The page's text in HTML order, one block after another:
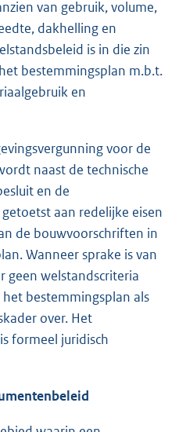
van gebruik, volume,
dakhelling en
is in die zin
bestemmingsplan m.b.t.
en
voor de
naast de technische
en de
aan redelijke eisen
de bouwvoorschriften in
Wanneer sprake is van
geen welstandscriteria
bestemmingsplan als
over. Het
formeel juridisch